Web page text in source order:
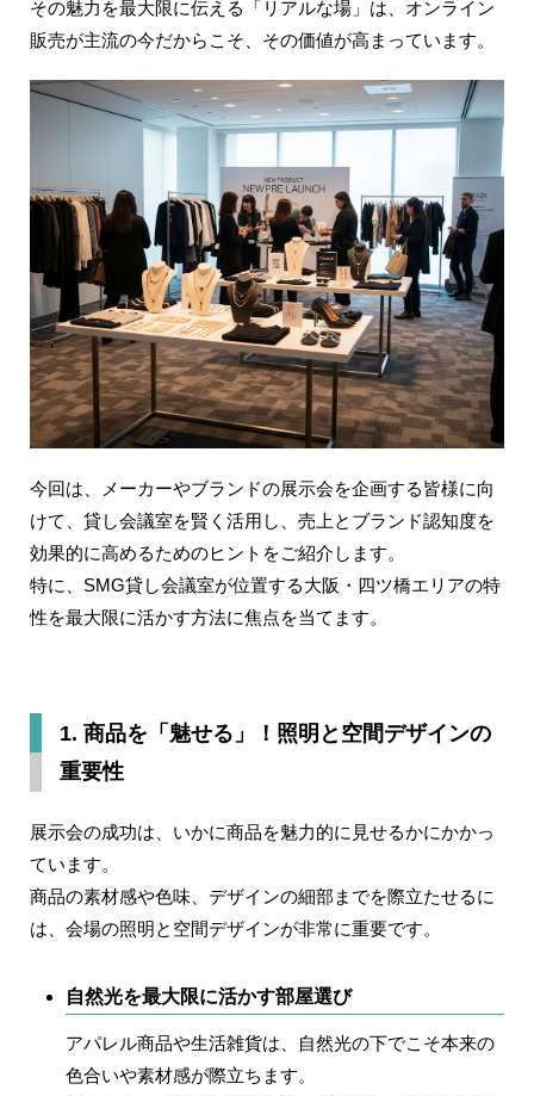
その魅力を最大限に伝える「リアルな場」は、オンライン
販売が主流の今だからこそ、その価値が高まっています。
今回は、メーカーやブランドの展示会を企画する皆様に向
けて、貸し会議室を賢く活用し、売上とブランド認知度を
効果的に高めるためのヒントをご紹介します。
特に、SMG貸し会議室が位置する大阪・四ツ橋エリアの特
性を最大限に活かす方法に焦点を当てます。
1. 商品を「魅せる」！照明と空間デザインの
重要性
展示会の成功は、いかに商品を魅力的に見せるかにかかっ
ています。
商品の素材感や色味、デザインの細部までを際立たせるに
は、会場の照明と空間デザインが非常に重要です。
自然光を最大限に活かす部屋選び
アパレル商品や生活雑貨は、自然光の下でこそ本来の
色合いや素材感が際立ちます。